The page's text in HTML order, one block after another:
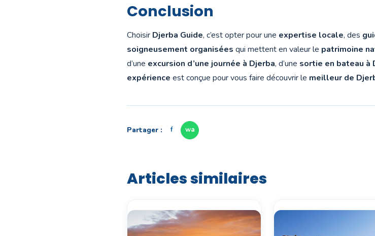
Conclusion
Choisir Djerba Guide, c’est opter pour une expertise locale, des
soigneusement organisées qui mettent en valeur le patrimoine
d’une excursion d’une journée à Djerba, d’une sortie en bateau à
expérience est conçue pour vous faire découvrir le meilleur de
Partager : f wa
Articles similaires